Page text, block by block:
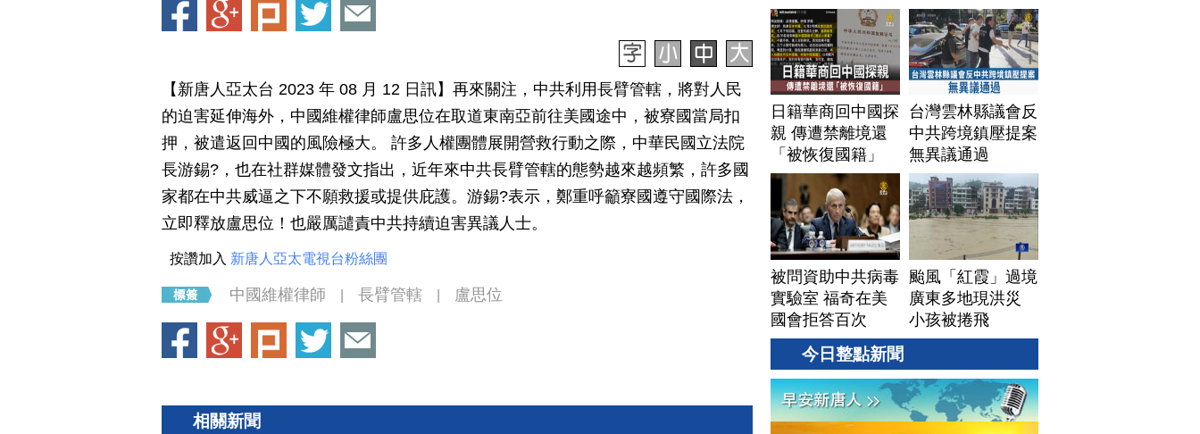
【新唐人亞太台 2023 年 08 月 12 日訊】再來關注，中共利用長臂管轄，將對人民
的迫害延伸海外，中國維權律師盧思位在取道東南亞前往美國途中，被寮國當局扣
押，被遣返回中國的風險極大。 許多人權團體展開營救行動之際，中華民國立法院
長游錫?，也在社群媒體發文指出，近年來中共長臂管轄的態勢越來越頻繁，許多國
家都在中共威逼之下不願救援或提供庇護。游錫?表示，鄭重呼籲寮國遵守國際法，
立即釋放盧思位！也嚴厲譴責中共持續迫害異議人士。
按讚加入 新唐人亞太電視台粉絲團
中國維權律師 長臂管轄 盧思位
相關新聞
日籍華商回中國探
親 傳遭禁離境還
「被恢復國籍」
台灣雲林縣議會反
中共跨境鎮壓提案
無異議通過
被問資助中共病毒
實驗室 福奇在美
國會拒答百次
颱風「紅霞」過境
廣東多地現洪災
小孩被捲飛
今日整點新聞